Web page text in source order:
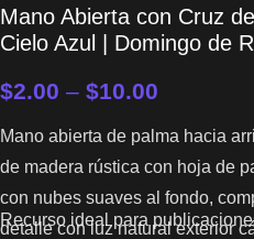
Mano Abierta con Cruz
Cielo Azul | Domingo de
$2.00 – $10.00
Mano abierta de palma hacia
de madera rústica con hoja de
con nubes suaves al fondo,
detalle con luz natural exterior
Recurso ideal para